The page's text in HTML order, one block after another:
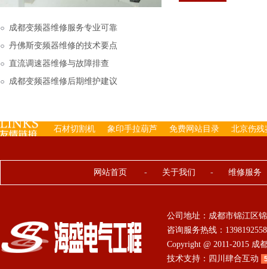
下来的，机内已经存有
成都变频器维修服务专业可靠
丹佛斯变频器维修的技术要点
直流调速器维修与故障排查
成都变频器维修后期维护建议
石材切割机 象印手拉葫芦 免费网站目录 北京伤残
网站首页 - 关于我们 - 维修服务
公司地址：成都市锦江区
咨询服务热线：
Copyright @ 2011-2015
技术支持： 四川肆合互动